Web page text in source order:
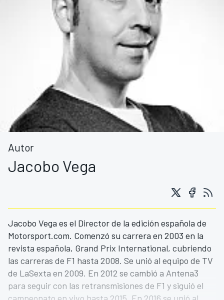
Autor
Jacobo Vega
Jacobo Vega es el Director de la edición española de
Motorsport.com. Comenzó su carrera en 2003 en la
revista española, Grand Prix International, cubriendo
las carreras de F1 hasta 2008. Se unió al equipo de TV
de LaSexta en 2009. En 2012 se cambió a Antena3
para seguir con las retransmisiones de F1 y siguió el